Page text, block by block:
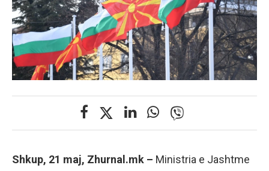
Shkup, 21 maj, Zhurnal.mk – Ministria e Jashtme